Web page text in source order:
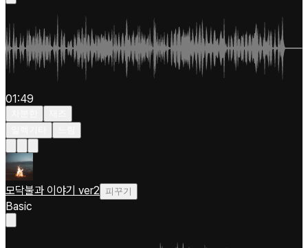
01:49
모닥불과 이야기 ver2 피꾸기
Basic